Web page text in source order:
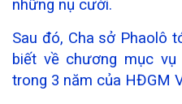
những nụ cười.
Sau đó, Cha sở Phaolô
biết về chương mục
trong 3 năm của HĐGM